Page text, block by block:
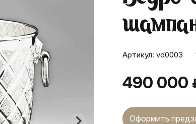
Артикул: vd0003
490 000
Оформить